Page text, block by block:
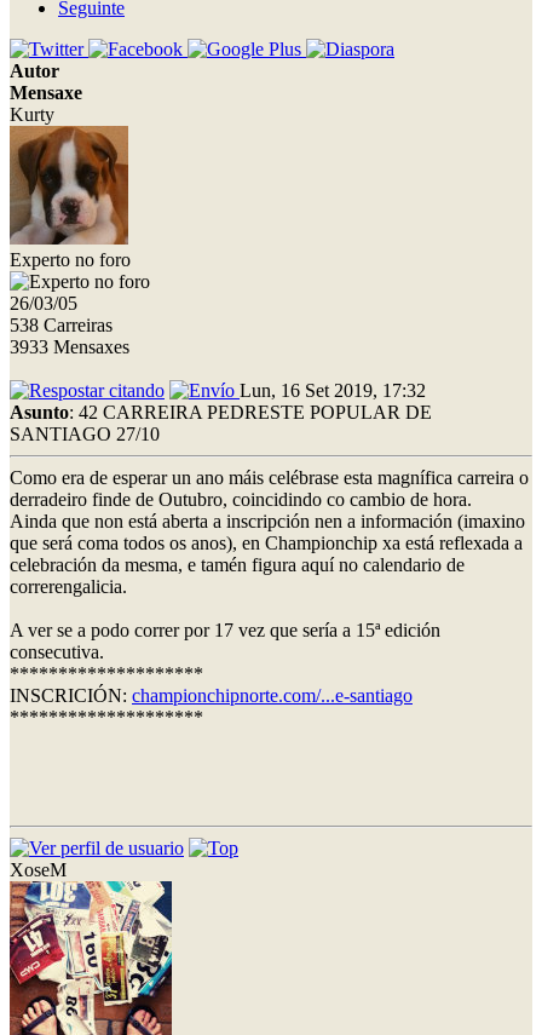
Seguinte
Autor
Mensaxe
Kurty
Experto no foro
26/03/05
538 Carreiras
3933 Mensaxes
Lun, 16 Set 2019, 17:32
Asunto: 42 CARREIRA PEDRESTE POPULAR DE
SANTIAGO 27/10
Como era de esperar un ano máis celébrase esta magnífica carreira o
derradeiro finde de Outubro, coincidindo co cambio de hora.
Ainda que non está aberta a inscripción nen a información (imaxino
que será coma todos os anos), en Championchip xa está reflexada a
celebración da mesma, e tamén figura aquí no calendario de
correrengalicia.
A ver se a podo correr por 17 vez que sería a 15ª edición
consecutiva.
********************
INSCRICIÓN: championchipnorte.com/...e-santiago
********************
XoseM